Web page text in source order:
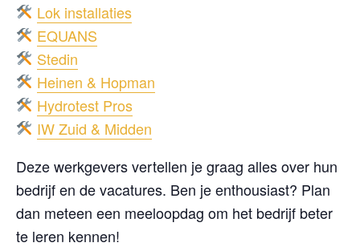
Lok installaties
EQUANS
Stedin
Heinen & Hopman
Hydrotest Pros
IW Zuid & Midden
Deze werkgevers vertellen je graag alles over hun
bedrijf en de vacatures. Ben je enthousiast? Plan
dan meteen een meeloopdag om het bedrijf beter
te leren kennen!